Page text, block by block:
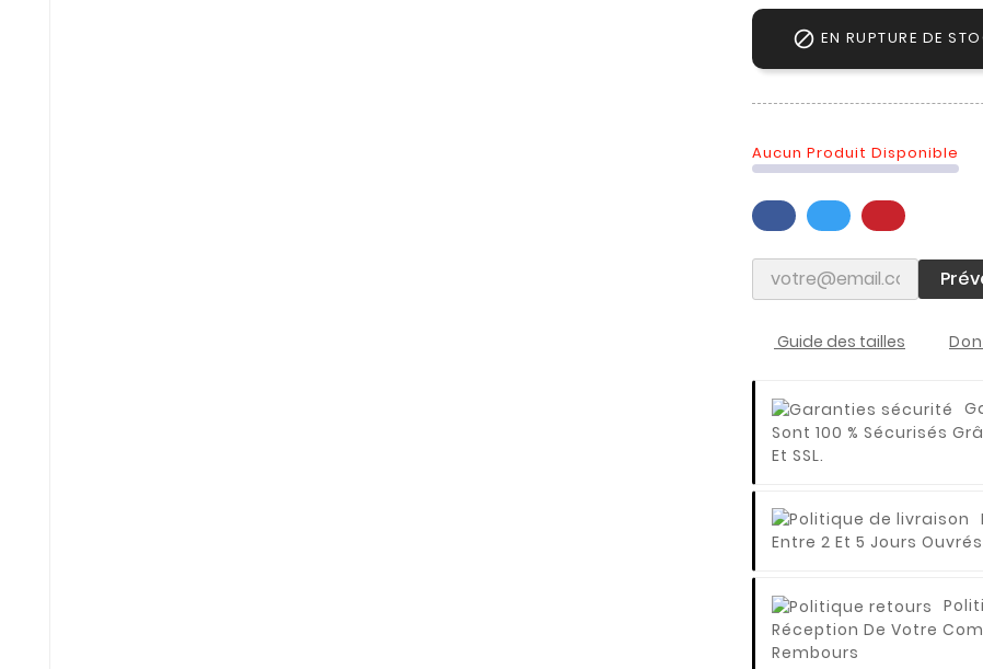
 EN RUPTURE DE
Aucun Produit Disponible
Guide des tailles
Sont 100 % Sécurisés
Et SSL.
Entre 2 Et 5 Jours
Réception De Votre
Rembours